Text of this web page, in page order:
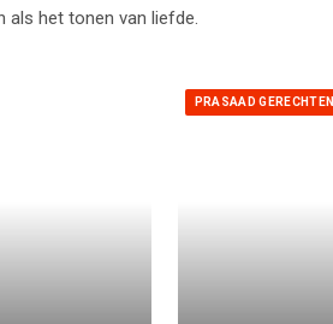
als het tonen van liefde.
PRASAAD GERECHTEN